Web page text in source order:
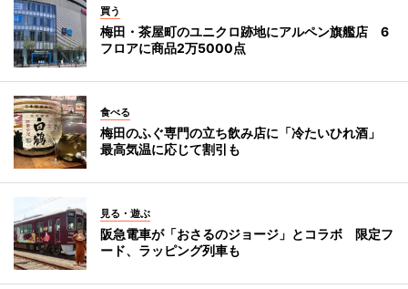
買う
梅田・茶屋町のユニクロ跡地にアルペン旗艦店 6
フロアに商品2万5000点
食べる
梅田のふぐ専門の立ち飲み店に「冷たいひれ酒」
最高気温に応じて割引も
見る・遊ぶ
阪急電車が「おさるのジョージ」とコラボ 限定フ
ード、ラッピング列車も